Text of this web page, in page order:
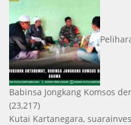
Babinsa Jongkang Komsos
(23,217)
Kutai Kartanegara,